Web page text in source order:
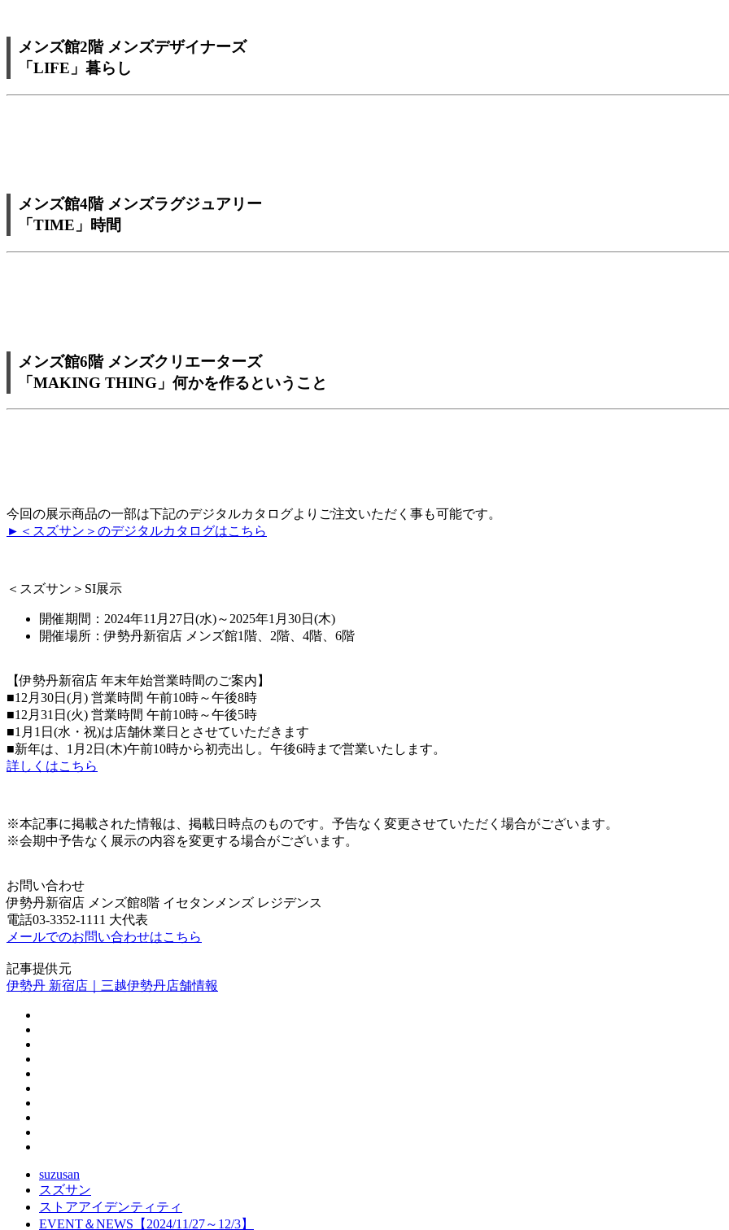
メンズ館2階 メンズデザイナーズ
「LIFE」暮らし
メンズ館4階 メンズラグジュアリー
「TIME」時間
メンズ館6階 メンズクリエーターズ
「MAKING THING」何かを作るということ
今回の展示商品の一部は下記のデジタルカタログよりご注文いただく事も可能です。
►＜スズサン＞のデジタルカタログはこちら
＜スズサン＞SI展示
開催期間：2024年11月27日(水)～2025年1月30日(木)
開催場所：伊勢丹新宿店 メンズ館1階、2階、4階、6階
【伊勢丹新宿店 年末年始営業時間のご案内】
■12月30日(月) 営業時間 午前10時～午後8時
■12月31日(火) 営業時間 午前10時～午後5時
■1月1日(水・祝)は店舗休業日とさせていただきます
■新年は、1月2日(木)午前10時から初売出し。午後6時まで営業いたします。
詳しくはこちら
※本記事に掲載された情報は、掲載日時点のものです。予告なく変更させていただく場合がございます。
※会期中予告なく展示の内容を変更する場合がございます。
お問い合わせ
伊勢丹新宿店 メンズ館8階 イセタンメンズ レジデンス
電話03-3352-1111 大代表
メールでのお問い合わせはこちら
記事提供元
伊勢丹 新宿店｜三越伊勢丹店舗情報
suzusan
スズサン
ストアアイデンティティ
EVENT＆NEWS【2024/11/27～12/3】